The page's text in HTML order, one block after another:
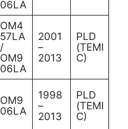
06LA
OM4
57LA
/
OM9
06LA
2001
–
2013
PLD
(TEMI
C)
OM9
06LA
1998
–
2013
PLD
(TEMI
C)